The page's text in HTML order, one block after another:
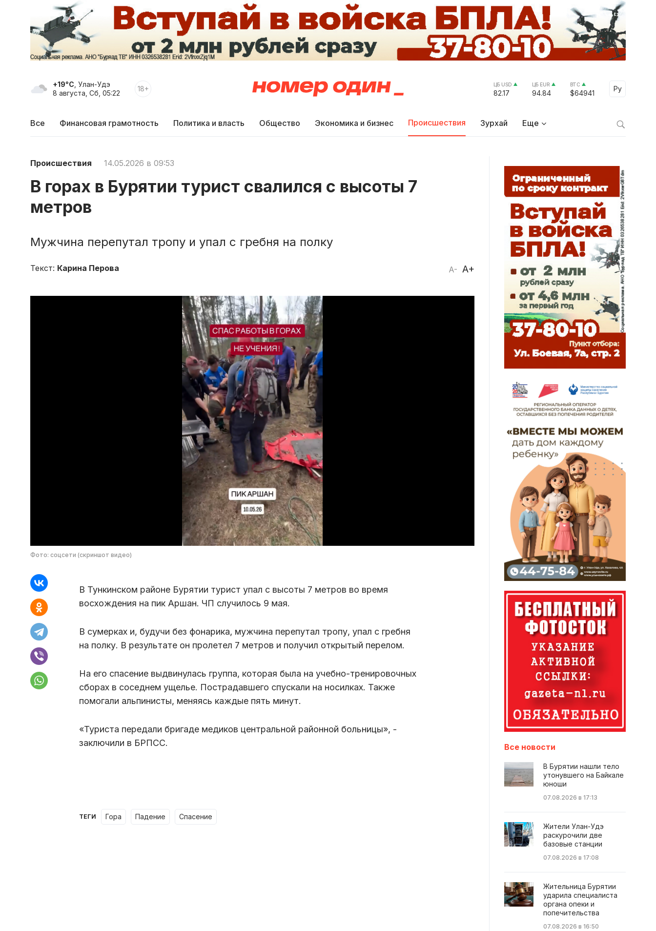
+19°C , Улан-Удэ
8 августа, Сб, 05:22
18+ ЦБ USD
82.17
ЦБ EUR
94.84
BTC
$64941
Ру
Select
Все Финансовая грамотность Политика и власть Общество Экономика и бизнес Происшествия Зурхай Еще
Происшествия 14.05.2026 в 09:53
В горах в Бурятии турист свалился с высоты 7
метров
Мужчина перепутал тропу и упал с гребня на полку
A- A+
Текст: Карина Перова
Фото: соцсети (скриншот видео)
В Тункинском районе Бурятии турист упал с высоты 7 метров во время
восхождения на пик Аршан. ЧП случилось 9 мая.
В сумерках и, будучи без фонарика, мужчина перепутал тропу, упал с гребня
на полку. В результате он пролетел 7 метров и получил открытый перелом.
На его спасение выдвинулась группа, которая была на учебно-тренировочных
сборах в соседнем ущелье. Пострадавшего спускали на носилках. Также
помогали альпинисты, меняясь каждые пять минут.
«Туриста передали бригаде медиков центральной районной больницы», -
заключили в БРПСС.
ТЕГИ гора падение спасение
Все новости
В Бурятии нашли тело
утонувшего на Байкале
юноши
07.08.2026 в 17:13
Жители Улан-Удэ
раскурочили две
базовые станции
07.08.2026 в 17:08
Жительница Бурятии
ударила специалиста
органа опеки и
попечительства
07.08.2026 в 16:50